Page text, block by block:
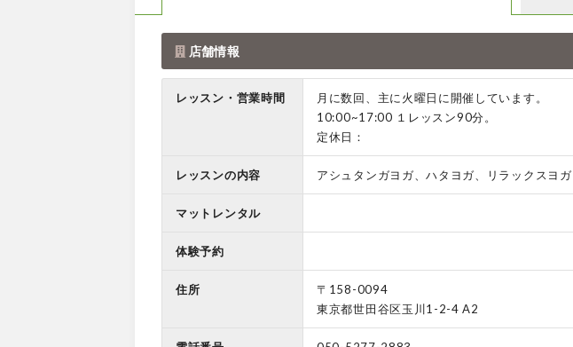
店舗情報
レッスン・営業時間
月に数回、主に火曜日に開催しています。
10:00~17:00 １レッスン90分。
定休日：
レッスンの内容 アシュタンガヨガ、ハタヨガ、リラックスヨガ
マットレンタル
体験予約
住所
〒158-0094
東京都世田谷区玉川1-2-4 A2